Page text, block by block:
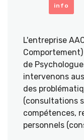
info
L'entreprise
de
intervenons
des
(consultations
compétences,
personnels